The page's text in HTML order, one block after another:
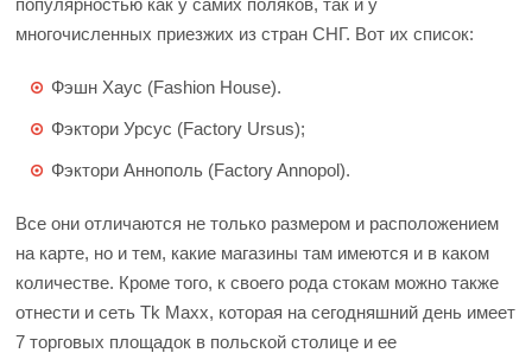
популярностью как у самих поляков, так и у
многочисленных приезжих из стран СНГ. Вот их список:
Фэшн Хаус (Fashion House).
Фэктори Урсус (Factory Ursus);
Фэктори Аннополь (Factory Annopol).
Все они отличаются не только размером и расположением
на карте, но и тем, какие магазины там имеются и в каком
количестве. Кроме того, к своего рода стокам можно также
отнести и сеть Tk Maxx, которая на сегодняшний день имеет
7 торговых площадок в польской столице и ее